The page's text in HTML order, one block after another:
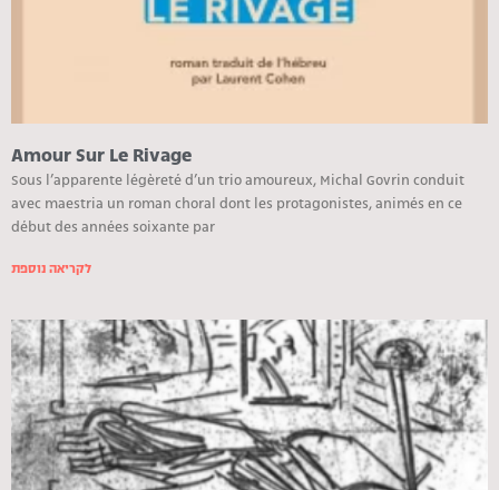
Amour Sur Le Rivage
Sous l’apparente légèreté d’un trio amoureux, Michal Govrin conduit
avec maestria un roman choral dont les protagonistes, animés en ce
début des années soixante par
לקריאה נוספת